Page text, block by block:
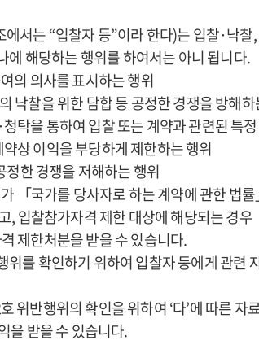
서는 “입찰자 등”이라 한다)는 입찰·낙
에 해당하는 행위를 하여서는 아니 됩니다.
의 의사를 표시하는 행위
낙찰을 위한 담합 등 공정한 경쟁을 방해하
탁을 통하여 입찰 또는 계약과 관련된 특
상 이익을 부당하게 제한하는 행위
정한 경쟁을 저해하는 행위
「국가를 당사자로 하는 계약에 관한
, 입찰참가자격 제한 대상에 해당되는 경
제한처분을 받을 수 있습니다.
위를 확인하기 위하여 입찰자 등에게 관
위반행위의 확인을 위하여 ‘다’에 따른
을 받을 수 있습니다.